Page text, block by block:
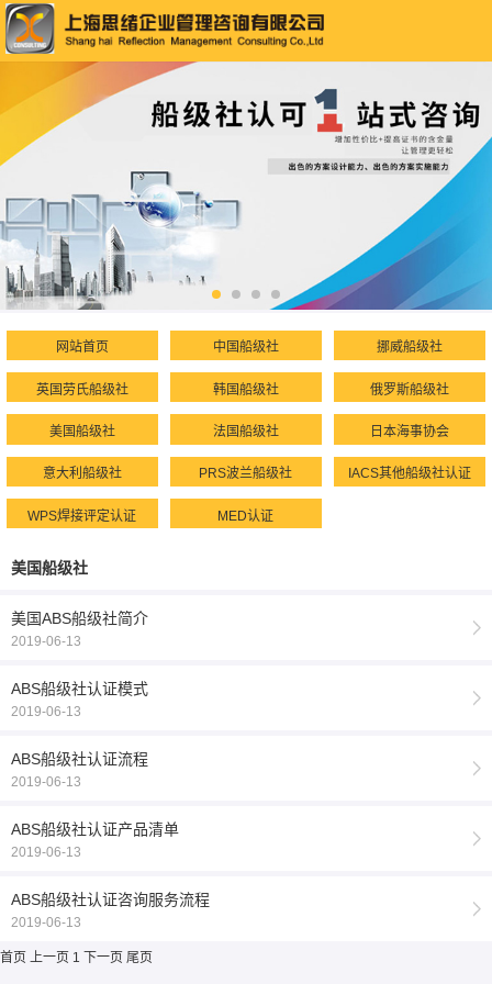
网站首页 中国船级社 挪威船级社
英国劳氏船级社 韩国船级社 俄罗斯船级社
美国船级社 法国船级社 日本海事协会
意大利船级社 PRS波兰船级社 IACS其他船级社认证
WPS焊接评定认证 MED认证
美国船级社
美国ABS船级社简介
2019-06-13
ABS船级社认证模式
2019-06-13
ABS船级社认证流程
2019-06-13
ABS船级社认证产品清单
2019-06-13
ABS船级社认证咨询服务流程
2019-06-13
首页 上一页 1 下一页 尾页